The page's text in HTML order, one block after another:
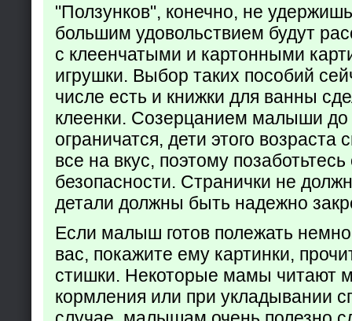
"Ползунков", конечно, не
большим удовольствием будут
с клеенчатыми и картонными
игрушки. Выбор таких пособий
числе есть и книжки для ванны
клеенки. Созерцанием малыши до
ограничатся, дети этого возраста
все на вкус, поэтому позаботьтесь
безопасности. Странички не
детали должны быть надежно
Если малыш готов полежать
вас, покажите ему картинки,
стишки. Некоторые мамы читают
кормления или при укладывании